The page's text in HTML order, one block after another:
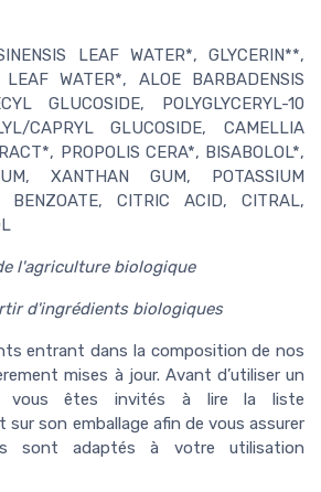
LEAF WATER*, GLYCERIN**,
WATER*, ALOE BARBADENSIS
GLUCOSIDE, POLYGLYCERYL-10
CAPRYL GLUCOSIDE, CAMELLIA
PROPOLIS CERA*, BISABOLOL*,
XANTHAN GUM, POTASSIUM
BENZOATE, CITRIC ACID, CITRAL,
l'agriculture biologique
d'ingrédients biologiques
entrant dans la composition de nos
mises à jour. Avant d’utiliser un
vous êtes invités à lire la liste
sur son emballage afin de vous assurer
sont adaptés à votre utilisation